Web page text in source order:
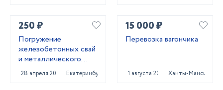
250 ₽
Погружение
железобетонных свай
и металлического
шпунта аренда
сваебоя
28 апреля 2022 Екатеринбург
15 000 ₽
Перевозка вагончика
1 августа 2024 Ханты-Мансийск